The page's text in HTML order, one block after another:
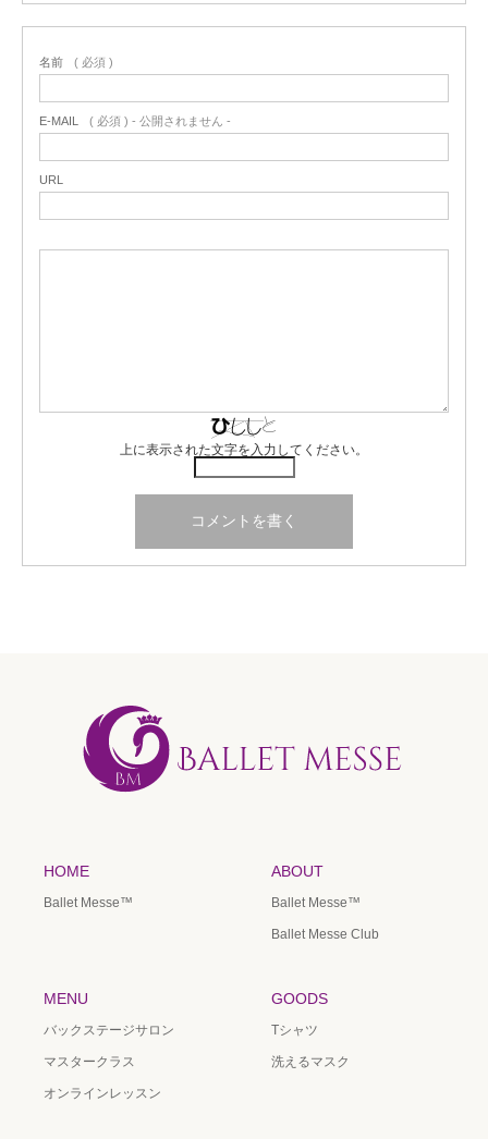
名前 ( 必須 )
E-MAIL ( 必須 ) - 公開されません -
URL
上に表示された文字を入力してください。
HOME
Ballet Messe™️
ABOUT
Ballet Messe™️
Ballet Messe Club
MENU
バックステージサロン
マスタークラス
オンラインレッスン
GOODS
Tシャツ
洗えるマスク